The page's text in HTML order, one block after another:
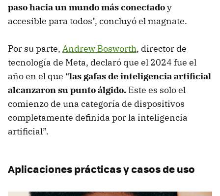
paso hacia un mundo más conectadoy
accesible para todos", concluyó el magnate.
Por su parte, Andrew Bosworth, director de
tecnología de Meta, declaró que el 2024 fue el
año en el que “las gafas de inteligencia artificial
alcanzaron su punto álgido. Este es solo el
comienzo de una categoría de dispositivos
completamente definida por la inteligencia
artificial”.
Aplicaciones prácticas y casos de uso